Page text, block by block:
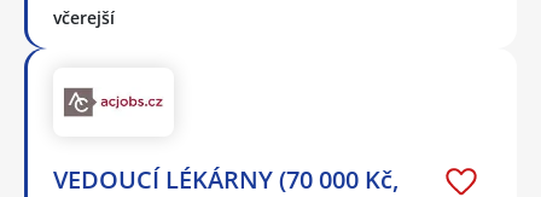
včerejší
VEDOUCÍ LÉKÁRNY (70 000 Kč,